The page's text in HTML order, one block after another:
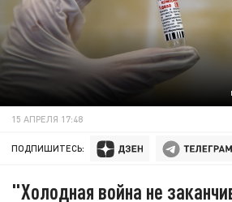
15 АПРЕЛЯ 17:48
ПОДПИШИТЕСЬ:
"Холодная война не